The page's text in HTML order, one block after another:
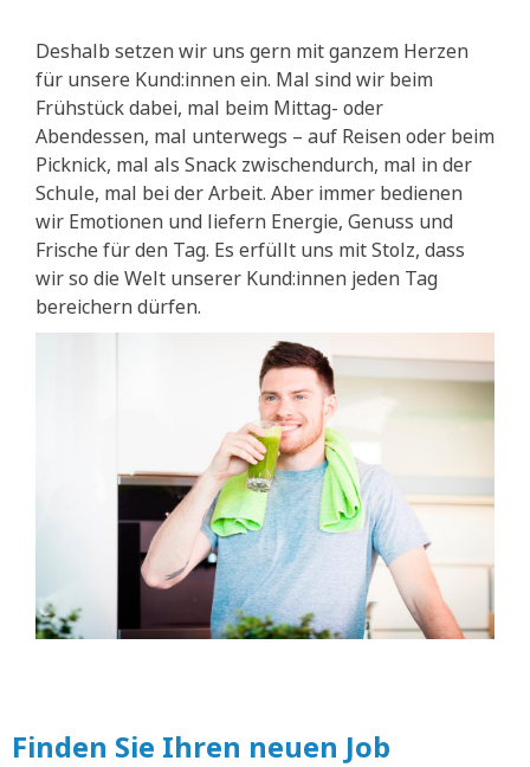
Deshalb setzen wir uns gern mit ganzem Herzen
für unsere Kund:innen ein. Mal sind wir beim
Frühstück dabei, mal beim Mittag- oder
Abendessen, mal unterwegs – auf Reisen oder beim
Picknick, mal als Snack zwischendurch, mal in der
Schule, mal bei der Arbeit. Aber immer bedienen
wir Emotionen und liefern Energie, Genuss und
Frische für den Tag. Es erfüllt uns mit Stolz, dass
wir so die Welt unserer Kund:innen jeden Tag
bereichern dürfen.
Finden Sie Ihren neuen Job